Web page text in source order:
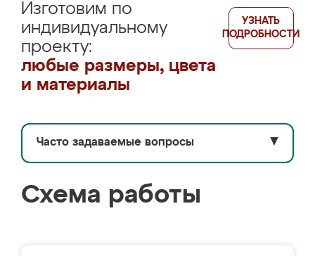
Изготовим по
индивидуальному
проекту:
любые размеры, цвета
и материалы
УЗНАТЬ
ПОДРОБНОСТИ
Часто задаваемые вопросы ▼
Схема работы